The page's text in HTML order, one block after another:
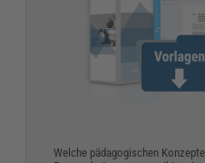
Welche pädagogischen